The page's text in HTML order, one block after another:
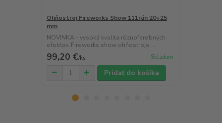
Ohňostroj Fireworks Show 111rán 20+25
mm
NOVINKA - vysoká kvalita rôznofarebných
efektov. Fireworks show ohňostroje ...
99,20 €/ks Skladom
Pridať do košíka